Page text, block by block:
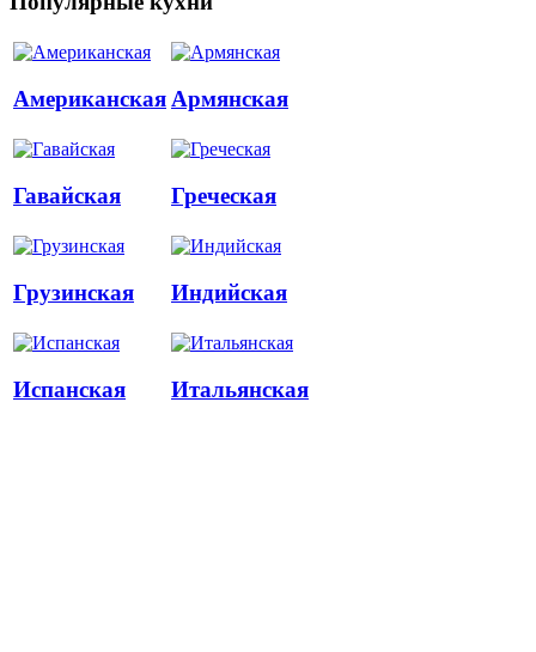
Американская Армянская
Гавайская Греческая
Грузинская Индийская
Испанская Итальянская